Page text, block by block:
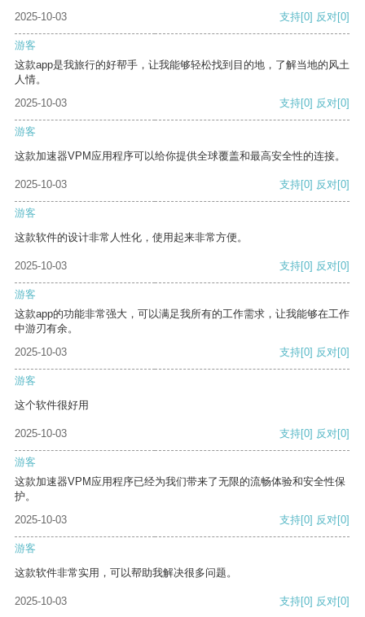
2025-10-03 支持[0] 反对[0]
游客
这款app是我旅行的好帮手，让我能够轻松找到目的地，了解当地的风土
人情。
2025-10-03
支持[0] 反对[0]
游客
这款加速器VPM应用程序可以给你提供全球覆盖和最高安全性的连接。
2025-10-03 支持[0] 反对[0]
游客
这款软件的设计非常人性化，使用起来非常方便。
2025-10-03 支持[0] 反对[0]
游客
这款app的功能非常强大，可以满足我所有的工作需求，让我能够在工作
中游刃有余。
2025-10-03
支持[0] 反对[0]
游客
这个软件很好用
2025-10-03 支持[0] 反对[0]
游客
这款加速器VPM应用程序已经为我们带来了无限的流畅体验和安全性保
护。
2025-10-03
支持[0] 反对[0]
游客
这款软件非常实用，可以帮助我解决很多问题。
2025-10-03 支持[0] 反对[0]